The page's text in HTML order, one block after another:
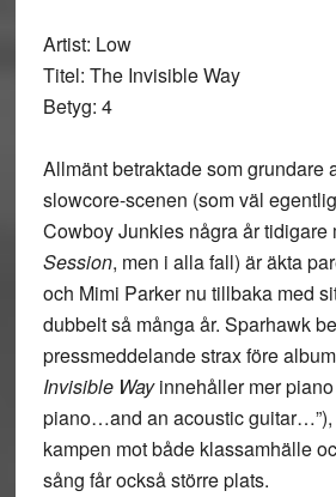
Artist: Low
Titel: The Invisible Way
Betyg: 4
Allmänt betraktade som grundare
slowcore-scenen (som väl
Cowboy Junkies några år tidigare
Session, men i alla fall) är äkta
och Mimi Parker nu tillbaka med
dubbelt så många år. Sparhawk
pressmeddelande strax före
Invisible Wayinnehåller mer
piano…and an acoustic guitar…”),
kampen mot både klassamhälle
sång får också större plats.